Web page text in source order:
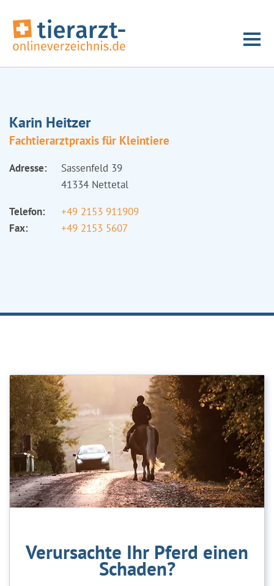
Karin Heitzer
Fachtierarztpraxis für Kleintiere
Adresse:
Sassenfeld 39
41334 Nettetal
Telefon:
+49 2153 911909
Fax:
+49 2153 5607
Verursachte Ihr Pferd einen
Schaden?